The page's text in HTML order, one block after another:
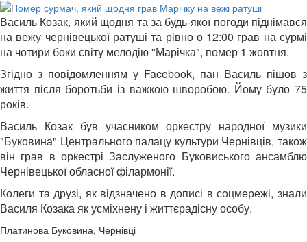
Василь Козак, який щодня та за будь-якої погоди піднімався
на вежу чернівецької ратуші та рівно о 12:00 грав на сурмі
на чотири боки світу мелодію "Марічка", помер 1 жовтня.
Згідно з повідомленням у Facebook, пан Василь пішов з
життя після боротьби із важкою шворобою. Йому було 75
років.
Василь Козак був учасником оркестру народної музики
"Буковина" Центрального палацу культури Чернівців, також
він грав в оркестрі Заслуженого Буковиського ансамблю
Чернівецької обласної філармонії.
Колеги та друзі, як відзначено в дописі в соцмережі, знали
Василя Козака як усміхнену і життєрадісну особу.
Платинова Буковина, Чернівці